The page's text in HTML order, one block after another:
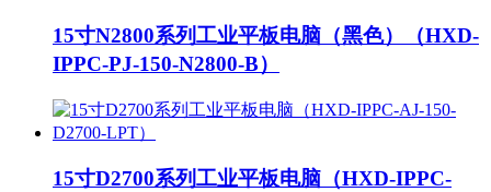
15寸N2800系列工业平板电脑（黑色）（HXD-
IPPC-PJ-150-N2800-B）
15寸D2700系列工业平板电脑（HXD-IPPC-